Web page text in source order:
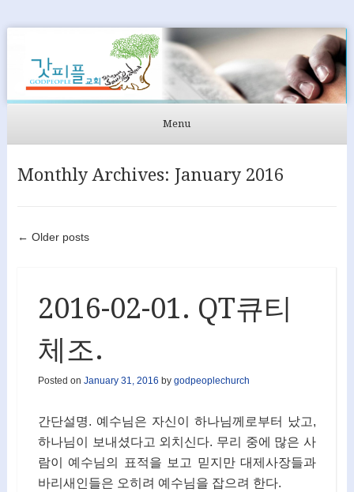
GODPEOPLE
머무르는 곳에서 아굴라와 브리스길라처럼 GODPEOPLE을
Menu
Monthly Archives: January 2016
Post navigation
← Older posts
2016-02-01. QT큐티
체조.
Posted on January 31, 2016 by godpeoplechurch
간단설명. 예수님은 자신이 하나님께로부터 났고,
하나님이 보내셨다고 외치신다. 무리 중에 많은 사
람이 예수님의 표적을 보고 믿지만 대제사장들과
바리새인들은 오히려 예수님을 잡으려 한다.